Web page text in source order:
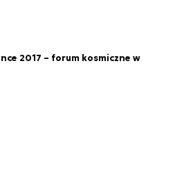
2017 – forum kosmiczne w